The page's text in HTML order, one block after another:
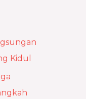
Kidul